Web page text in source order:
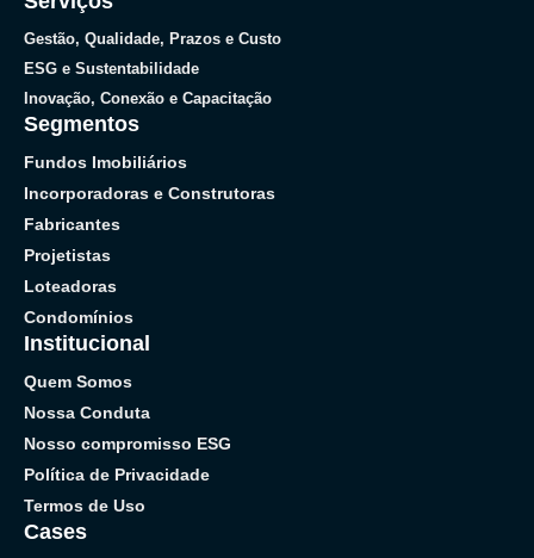
Gestão, Qualidade, Prazos e Custo
ESG e Sustentabilidade
Inovação, Conexão e Capacitação
Segmentos
Fundos Imobiliários
Incorporadoras e Construtoras
Fabricantes
Projetistas
Loteadoras
Condomínios
Institucional
Quem Somos
Nossa Conduta
Nosso compromisso ESG
Política de Privacidade
Termos de Uso
Cases